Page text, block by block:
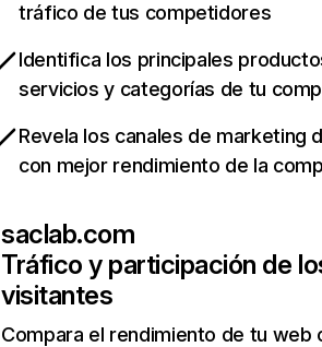
tráfico de tus competidores
Identifica los principales
servicios y categorías de tu
Revela los canales de marketing
con mejor rendimiento de la
saclab.com
Tráfico y participación de
visitantes
Compara el rendimiento de tu web